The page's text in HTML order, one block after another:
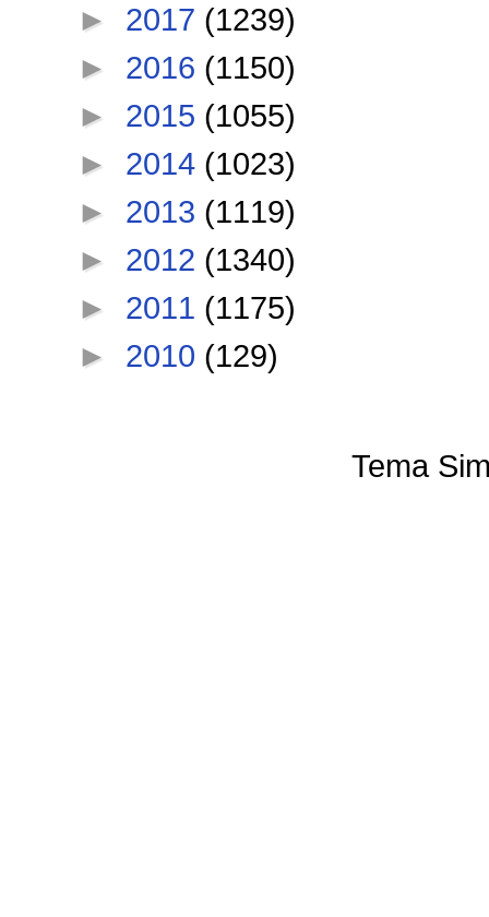
► 2017 (1239)
► 2016 (1150)
► 2015 (1055)
► 2014 (1023)
► 2013 (1119)
► 2012 (1340)
► 2011 (1175)
► 2010 (129)
Tema